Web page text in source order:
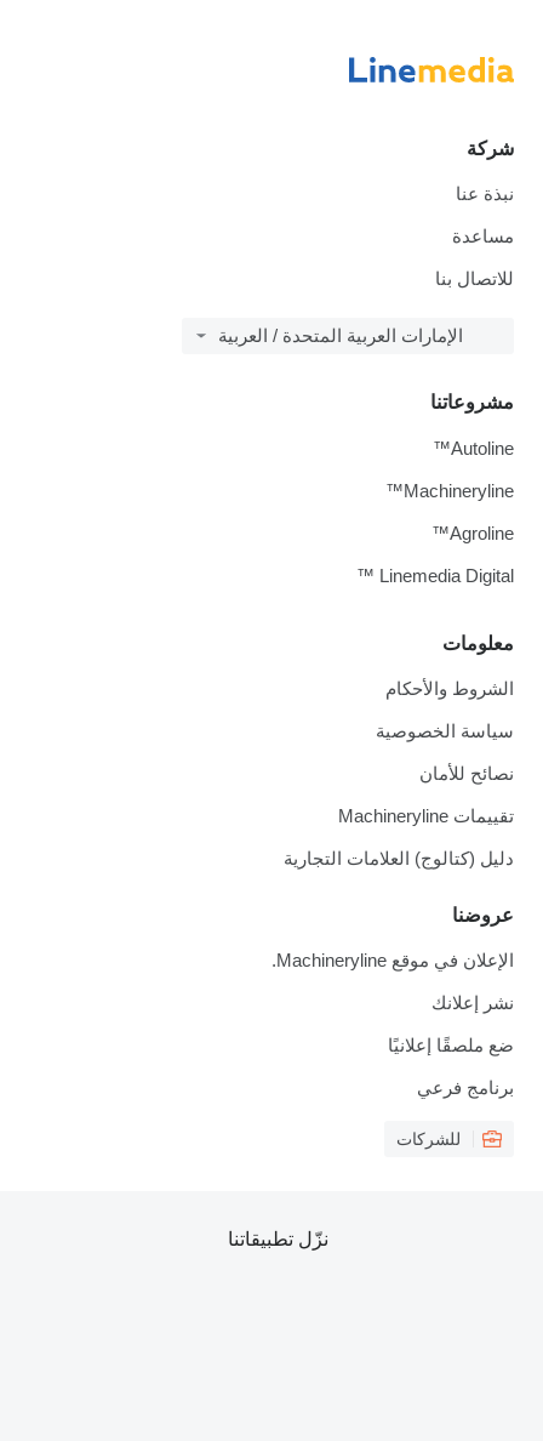
شركة
نبذة عنا
مساعدة
للاتصال بنا
الإمارات العربية المتحدة / العربية
معلومات
الشروط والأحكام
سياسة الخصوصية
نصائح للأمان
تقييمات Machineryline
دليل (كتالوج) العلامات التجارية
عروضنا
الإعلان في موقع Machineryline.
نشر إعلانك
ضع ملصقًا إعلانيًا
برنامج فرعي
للشركات
مشروعاتنا
Autoline™
Machineryline™
Agroline™
Linemedia Digital ™
نزّل تطبيقاتنا